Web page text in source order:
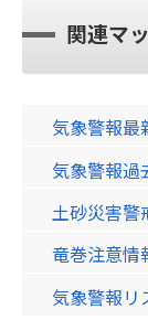
関連マ
気象警報最
気象警報過
土砂災害警
竜巻注意情
気象警報リ